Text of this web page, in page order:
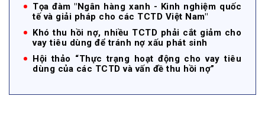
Tọa đàm "Ngân hàng xanh - Kinh nghiệm quốc
tế và giải pháp cho các TCTD Việt Nam"
Khó thu hồi nợ, nhiều TCTD phải cắt giảm cho
vay tiêu dùng để tránh nợ xấu phát sinh
Hội thảo “Thực trạng hoạt động cho vay tiêu
dùng của các TCTD và vấn đề thu hồi nợ”